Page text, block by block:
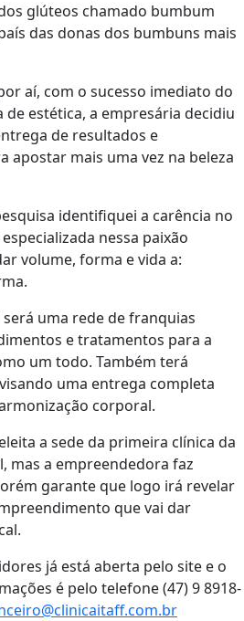
glúteos chamado bumbum
das donas dos bumbuns mais
aí, com o sucesso imediato do
estética, a empresária decidiu
de resultados e
apostar mais uma vez na beleza
identifiquei a carência no
nessa paixão
volume, forma e vida a:
uma rede de franquias
e tratamentos para a
um todo. Também terá
uma entrega completa
corporal.
a sede da primeira clínica da
mas a empreendedora faz
garante que logo irá revelar
que vai dar
já está aberta pelo site e o
é pelo telefone (47) 9 8918-